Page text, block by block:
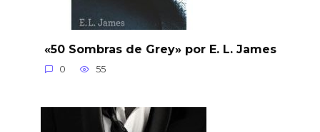
«50 Sombras de Grey» por E. L. James
0 55